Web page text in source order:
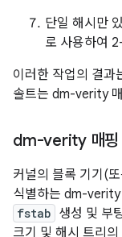
단일 해시만
로 사용하여
이러한 작업의 결과
솔트는 dm-verity
dm-verity 매핑
커널의 블록 기기(
식별하는 dm-verity
fstab 생성 및 부
크기 및 해시 트리